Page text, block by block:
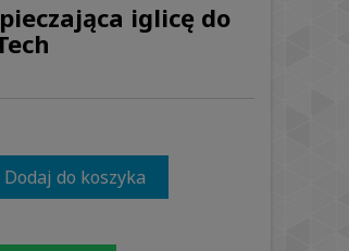
iglicę do
Dodaj do koszyka